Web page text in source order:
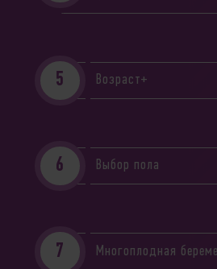
Возраст+
Выбор пола
Многоплодная